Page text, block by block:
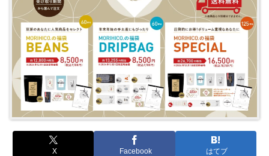
X Facebook はてブ